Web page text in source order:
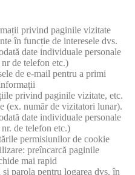
privind paginile vizitate
în funcție de interesele dvs.
date individuale personale
de telefon etc.)
de e-mail pentru a primi
privind paginile vizitate, etc.
(ex. număr de vizitatori lunar).
date individuale personale
de telefon etc.)
permisiunilor de cookie
preîncarcă paginile
mai rapid
parola pentru logarea dvs. în